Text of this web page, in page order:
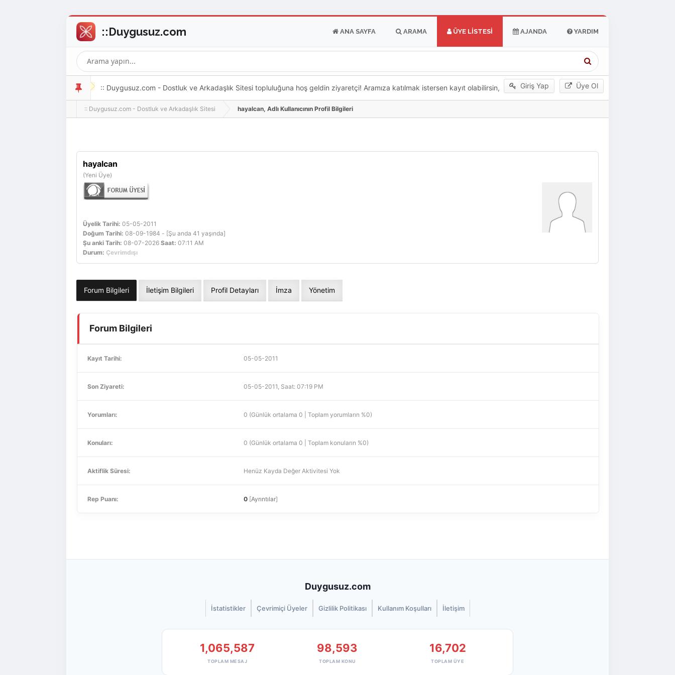
ANA SAYFA ARAMA ÜYE LISTESI AJANDA YARDIM
Giriş Yap Üye Ol
:: Duygusuz.com - Dostluk ve Arkadaşlık Sitesi topluluğuna hoş geldin ziyaretçi! Aramıza katılmak istersen kayıt olabilirsin,
oldukça kolay ve zahmetsizdir.
:: Duygusuz.com - Dostluk ve Arkadaşlık Sitesi hayalcan, Adlı Kullanıcının Profil Bilgileri
hayalcan
(Yeni Üye)
Üyelik Tarihi: 05-05-2011
Doğum Tarihi: 08-09-1984 - [Şu anda 41 yaşında]
Şu anki Tarih: 08-07-2026 Saat: 07:11 AM
Durum: Çevrimdışı
Forum Bilgileri İletişim Bilgileri Profil Detayları İmza Yönetim
Forum Bilgileri
Kayıt Tarihi: 05-05-2011
Son Ziyareti: 05-05-2011, Saat: 07:19 PM
Yorumları: 0 (Günlük ortalama 0 | Toplam yorumların %0)
Konuları: 0 (Günlük ortalama 0 | Toplam konuların %0)
Aktiflik Süresi: Henüz Kayda Değer Aktivitesi Yok
Rep Puanı: 0 [Ayrıntılar]
Duygusuz.com
İstatistikler Çevrimiçi Üyeler Gizlilik Politikası Kullanım Koşulları İletişim
1,065,587
TOPLAM MESAJ
98,593
TOPLAM KONU
16,702
TOPLAM ÜYE